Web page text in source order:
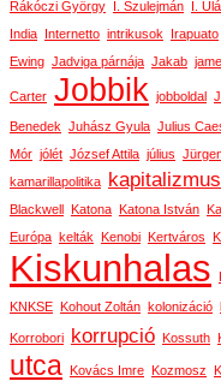
Rákóczi György I. Szulejmán I.
India Internetto intrikusok Irapuato
Ewing Jadviga párnája Jakab
Carter Jobbik jobboldal
Benedek Juhász Gyula Julius
Mór jólét József Attila július
kamarillapolitika kapitalizmus
Blackwell
Katona Katona István
Európa kelták Kenobi Kertváros
Kiskunhalas
KNKSE Kohout Zoltán kolonizáció
Korrobori korrupció Kossuth
utca
Kovács Imre Kozmosz